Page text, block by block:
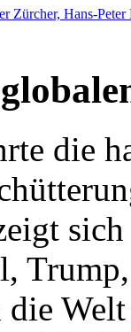
Zürcher, Hans-
die